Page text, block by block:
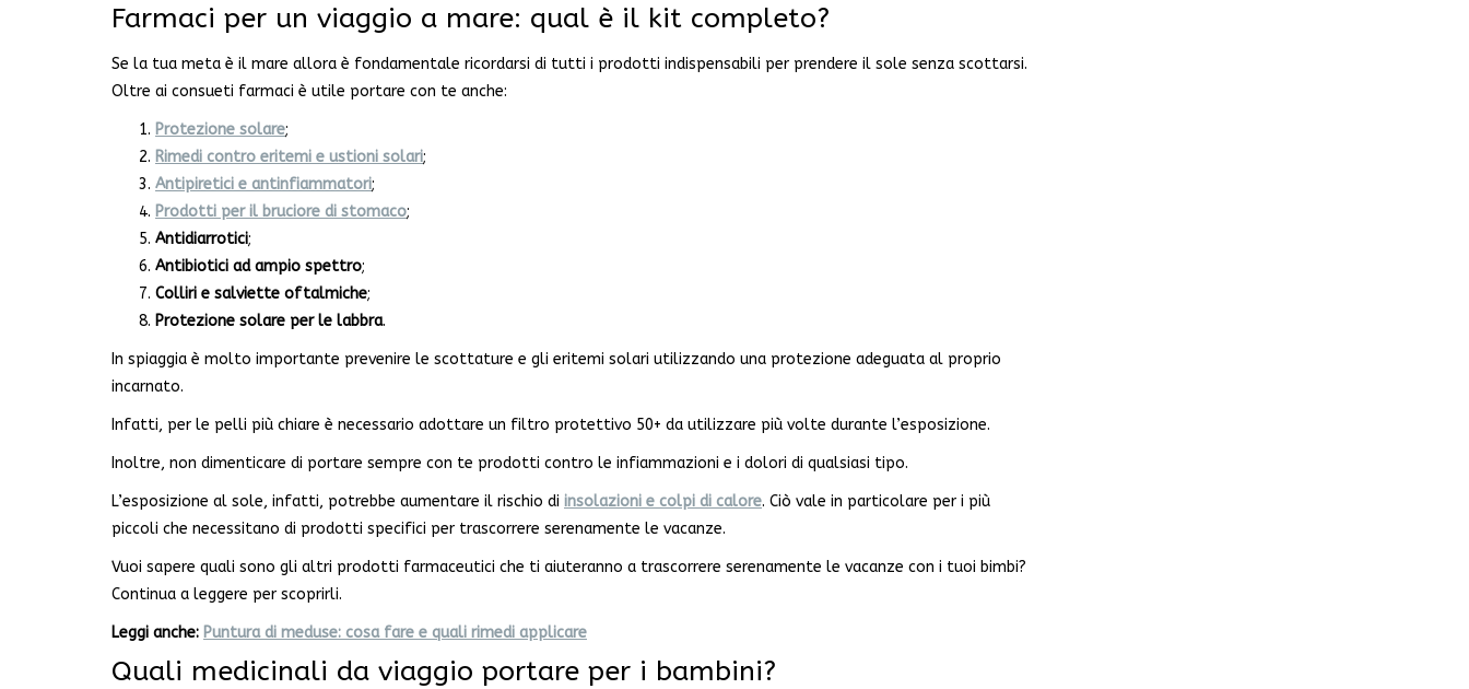
Farmaci per un viaggio a mare: qual è il kit completo?
Se la tua meta è il mare allora è fondamentale ricordarsi di tutti i prodotti indispensabili per prendere il sole senza scottarsi.
Oltre ai consueti farmaci è utile portare con te anche:
Protezione solare;
Rimedi contro eritemi e ustioni solari;
Antipiretici e antinfiammatori;
Prodotti per il bruciore di stomaco;
Antidiarrotici;
Antibiotici ad ampio spettro;
Colliri e salviette oftalmiche;
Protezione solare per le labbra.
In spiaggia è molto importante prevenire le scottature e gli eritemi solari utilizzando una protezione adeguata al proprio
incarnato.
Infatti, per le pelli più chiare è necessario adottare un filtro protettivo 50+ da utilizzare più volte durante l’esposizione.
Inoltre, non dimenticare di portare sempre con te prodotti contro le infiammazioni e i dolori di qualsiasi tipo.
L’esposizione al sole, infatti, potrebbe aumentare il rischio di insolazioni e colpi di calore. Ciò vale in particolare per i più
piccoli che necessitano di prodotti specifici per trascorrere serenamente le vacanze.
Vuoi sapere quali sono gli altri prodotti farmaceutici che ti aiuteranno a trascorrere serenamente le vacanze con i tuoi bimbi?
Continua a leggere per scoprirli.
Leggi anche: Puntura di meduse: cosa fare e quali rimedi applicare
Quali medicinali da viaggio portare per i bambini?